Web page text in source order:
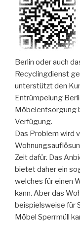
Berlin oder auch
Recyclingdienst
unterstützt den
Entrümpelung
Möbelentsorgung
Verfügung.
Das Problem wird
Zeit dafür. Das
bietet daher ein
welches für einen
kann. Aber das
beispielsweise für
Möbel Sperrmüll